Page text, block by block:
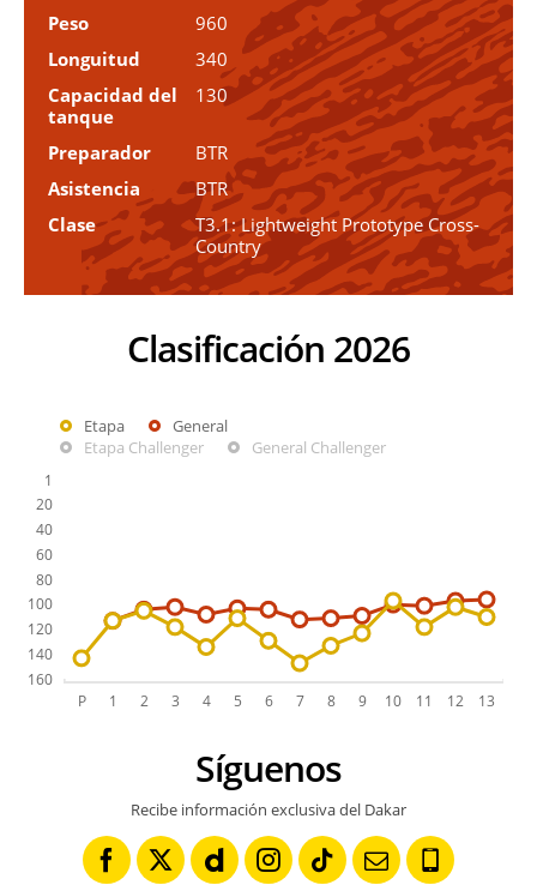
Peso
960
Longuitud
340
Capacidad del
tanque
130
Preparador
BTR
Asistencia
BTR
Clase
T3.1: Lightweight Prototype Cross-
Country
Clasificación 2026
Etapa
General
Etapa Challenger
General Challenger
Síguenos
Recibe información exclusiva del Dakar